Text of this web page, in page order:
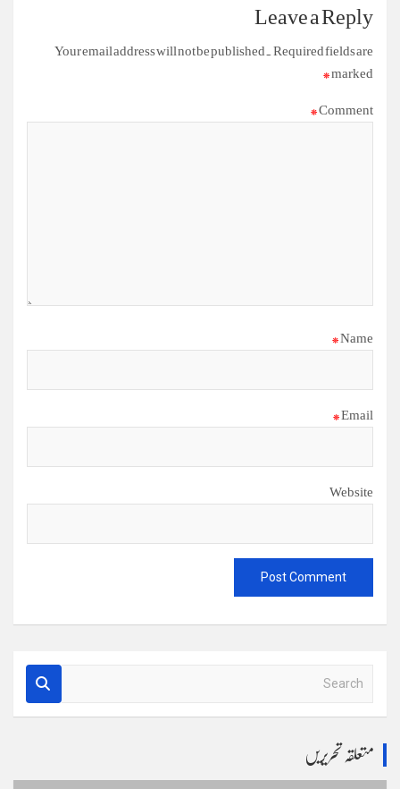
Leave a Reply
Your email address will not be published. Required fields are
marked
*
Comment
*
Name
*
Email
*
Website
a
متعلقہ تحریریں